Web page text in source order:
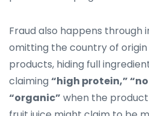
Fraud also happens
omitting the country of
products, hiding full
claiming “high protein,”
“organic” when the product